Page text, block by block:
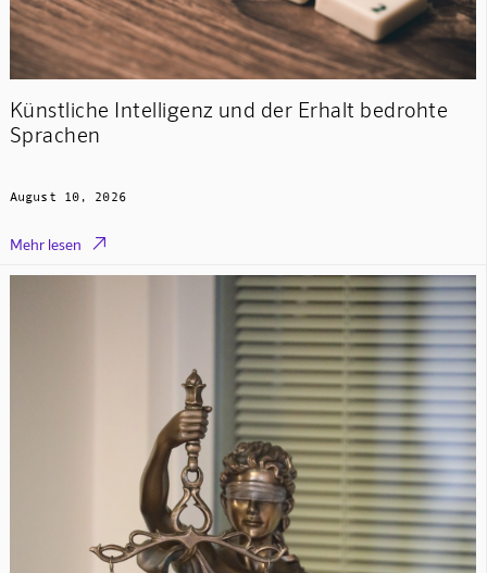
Künstliche Intelligenz und der Erhalt bedrohte
Sprachen
August 10, 2026
Mehr lesen 